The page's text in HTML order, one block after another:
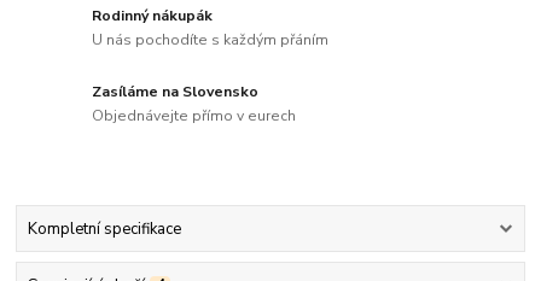
Rodinný nákupák
U nás pochodíte s každým přáním
Zasíláme na Slovensko
Objednávejte přímo v eurech
Kompletní specifikace